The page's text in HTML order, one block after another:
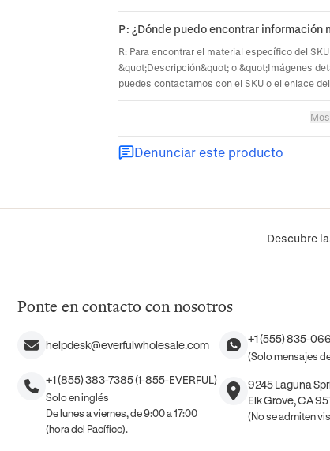
P: ¿Dónde puedo encontrar información
R: Para encontrar el material específico del
&quot;Descripción&quot; o &quot;Imágenes
puedes contactarnos con el SKU o el enlace
Denunciar este producto
Descubre
Ponte en contacto con nosotros
helpdesk@everfulwholesale.com
+1 (855) 383-7385 (1-855-EVERFUL)
Solo en inglés
De lunes a viernes, de 9:00 a 17:00
(hora del Pacífico).
+1 (555) 835-
(Solo mensajes
9245 Laguna
Elk Grove, CA
(No se admiten